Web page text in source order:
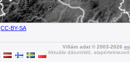
CC-BY-SA
Villám adat © 2003-2026
Aktuális dátum/idö,